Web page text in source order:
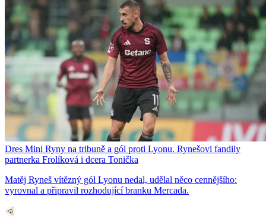
Dres Mini Ryny na tribuně a gól proti Lyonu. Rynešovi fandily
partnerka Frolíková i dcera Tonička
Matěj Ryneš vítězný gól Lyonu nedal, udělal něco cennějšího:
vyrovnal a připravil rozhodující branku Mercada.